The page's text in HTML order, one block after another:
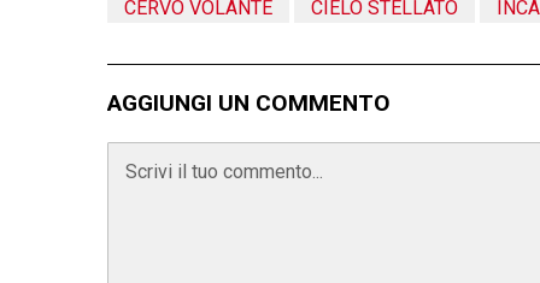
CERVO VOLANTE CIELO STELLATO
AGGIUNGI UN COMMENTO